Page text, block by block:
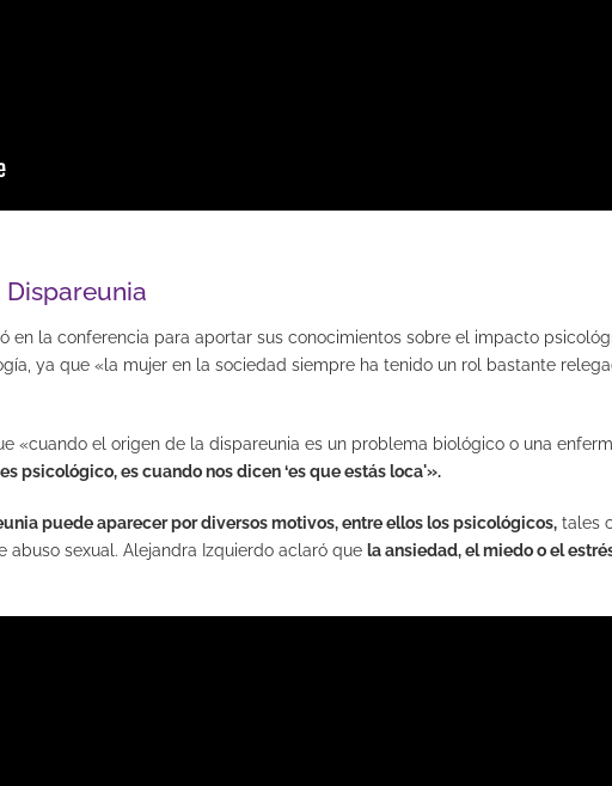
en la conferencia para aportar sus conocimientos sobre el impacto
ya que «la mujer en la sociedad siempre ha tenido un rol bastante
«cuando el origen de la dispareunia es un problema biológico o una
psicológico, es cuando nos dicen ‘es que estás loca'».
puede aparecer por diversos motivos, entre ellos los psicológicos, tales
sexual. Alejandra Izquierdo aclaró que la ansiedad, el miedo o el